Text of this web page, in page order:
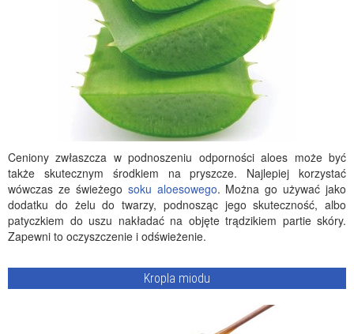
Ceniony zwłaszcza w podnoszeniu odporności aloes może być
także skutecznym środkiem na pryszcze. Najlepiej korzystać
wówczas ze świeżego soku aloesowego. Można go używać jako
dodatku do żelu do twarzy, podnosząc jego skuteczność, albo
patyczkiem do uszu nakładać na objęte trądzikiem partie skóry.
Zapewni to oczyszczenie i odświeżenie.
Kropla miodu